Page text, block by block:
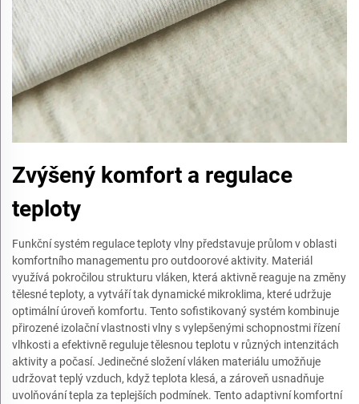
Zvýšený komfort a regulace
teploty
Funkční systém regulace teploty vlny představuje průlom v oblasti
komfortního managementu pro outdoorové aktivity. Materiál
využívá pokročilou strukturu vláken, která aktivně reaguje na změny
tělesné teploty, a vytváří tak dynamické mikroklima, které udržuje
optimální úroveň komfortu. Tento sofistikovaný systém kombinuje
přirozené izolační vlastnosti vlny s vylepšenými schopnostmi řízení
vlhkosti a efektivně reguluje tělesnou teplotu v různých intenzitách
aktivity a počasí. Jedinečné složení vláken materiálu umožňuje
udržovat teplý vzduch, když teplota klesá, a zároveň usnadňuje
uvolňování tepla za teplejších podmínek. Tento adaptivní komfortní